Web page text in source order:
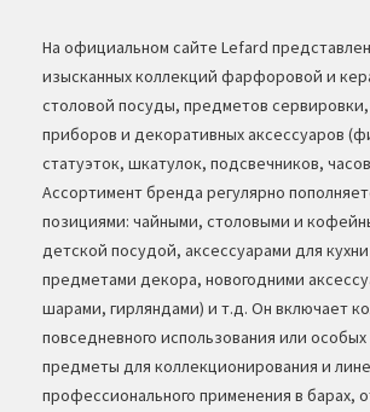
На официальном сайте Lefard
изысканных коллекций фарфоровой и
столовой посуды, предметов
приборов и декоративных аксессуаров
статуэток, шкатулок, подсвечников,
Ассортимент бренда регулярно
позициями: чайными, столовыми и
детской посудой, аксессуарами для
предметами декора, новогодними
шарами, гирляндами) и т.д. Он включает
повседневного использования или особых
предметы для коллекционирования и
профессионального применения в барах,